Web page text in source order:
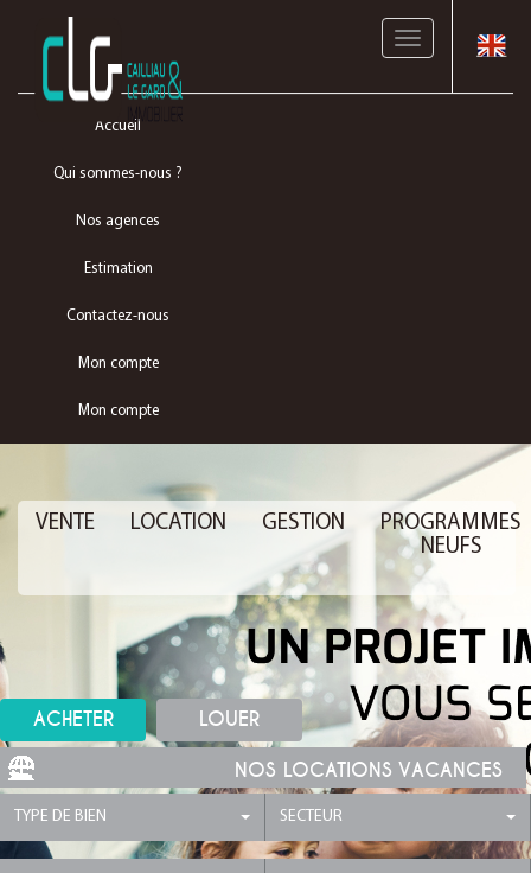
Toggle
Accueil
Qui sommes-nous ?
Nos agences
Estimation
Contactez-nous
Mon compte
Mon compte
VENTE LOCATION GESTION
PROGRAMMES
NEUFS
ACHETER LOUER
NOS LOCATIONS VACANCES
TYPE DE BIEN SECTEUR